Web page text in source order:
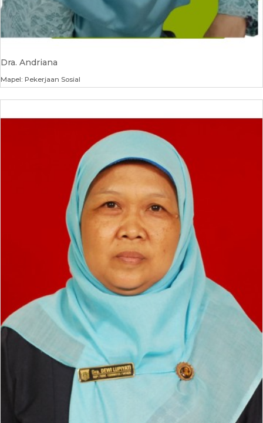
Dra. Andriana
Mapel: Pekerjaan Sosial